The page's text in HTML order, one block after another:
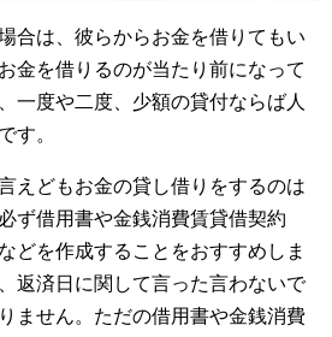
合は、彼らからお金を借りてもい
金を借りるのが当たり前になって
一度や二度、少額の貸付ならば人
す。
えどもお金の貸し借りをするのは
ず借用書や金銭消費賃貸借契約
どを作成することをおすすめしま
返済日に関して言った言わないで
ません。ただの借用書や金銭消費